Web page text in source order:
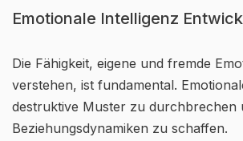
Emotionale Intelligenz
Die Fähigkeit, eigene und fremde
verstehen, ist fundamental.
destruktive Muster zu durchbrechen
Beziehungsdynamiken zu schaffen.